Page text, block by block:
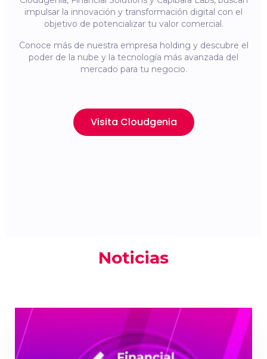
impulsar la innovación y transformación digital con el
objetivo de potencializar tu valor comercial.
Conoce más de nuestra empresa holding y descubre el
poder de la nube y la tecnología más avanzada del
mercado para tu negocio.
Visita Cloudgenia
Noticias